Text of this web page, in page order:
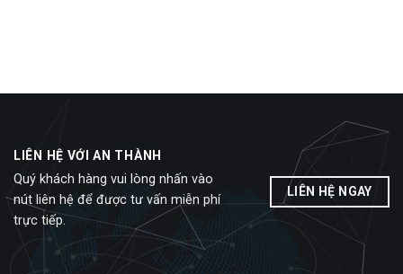
LIÊN HỆ VỚI AN THÀNH
Quý khách hàng vui lòng nhấn vào
nút liên hệ để được tư vấn miễn phí
trực tiếp.
LIÊN HỆ NGAY